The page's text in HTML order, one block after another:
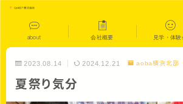
about 会社概要 見学・体験
2023.08.14 2024.12.21 aoba横浜北部
夏祭り気分